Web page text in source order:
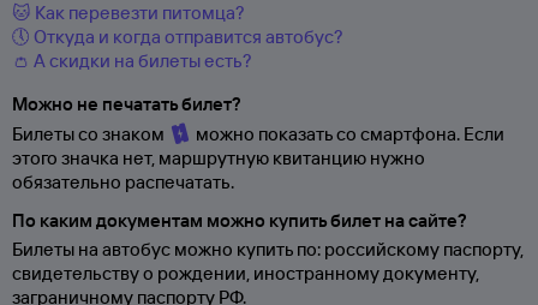
🐱 Как перевезти питомца?
🕔 Откуда и когда отправится автобус?
👛 А скидки на билеты есть?
Можно не печатать билет?
Билеты со знаком
можно показать со смартфона. Если
этого значка нет, маршрутную квитанцию нужно
обязательно распечатать.
По каким документам можно купить билет на сайте?
Билеты на автобус можно купить по: российскому паспорту,
свидетельству о рождении, иностранному документу,
заграничному паспорту РФ.